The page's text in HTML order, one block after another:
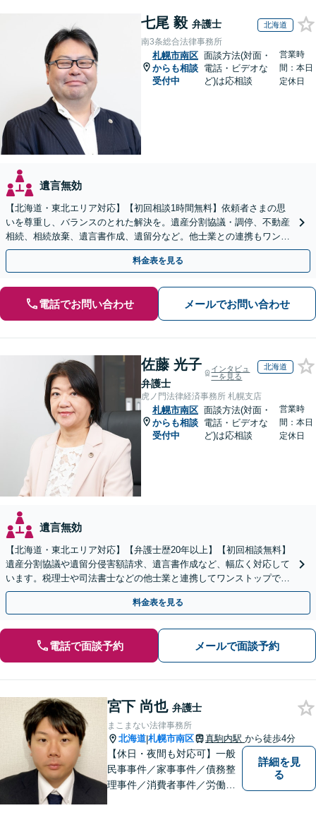
七尾 毅 弁護士 北海道
南3条総合法律事務所
札幌市南区
からも相談
受付中
面談方法(対面・
電話・ビデオな
ど)は応相談
営業時
間：本日
定休日
遺言無効
【北海道・東北エリア対応】【初回相談1時間無料】依頼者さまの思
いを尊重し、バランスのとれた解決を。遺産分割協議・調停、不動産
相続、相続放棄、遺言書作成、遺留分など。他士業との連携もワンス
トップで対応します【休日・夜間面談OK】
料金表を見る
電話でお問い合わせ メールでお問い合わせ
佐藤 光子
弁護士
インタビュ
ーを見る
北海道
虎ノ門法律経済事務所 札幌支店
札幌市南区
からも相談
受付中
面談方法(対面・
電話・ビデオな
ど)は応相談
営業時
間：本日
定休日
遺言無効
【北海道・東北エリア対応】【弁護士歴20年以上】【初回相談無料】
遺産分割協議や遺留分侵害額請求、遺言書作成など、幅広く対応して
います。税理士や司法書士などの他士業と連携してワンストップでの
解決が可能です。ぜひご相談ください。
料金表を見る
電話で面談予約 メールで面談予約
宮下 尚也 弁護士
まこまない法律事務所
北海道|札幌市南区 真駒内駅 から徒歩4分
【休日・夜間も対応可】一般
民事事件／家事事件／債務整
理事件／消費者事件／労働事
詳細を見
る